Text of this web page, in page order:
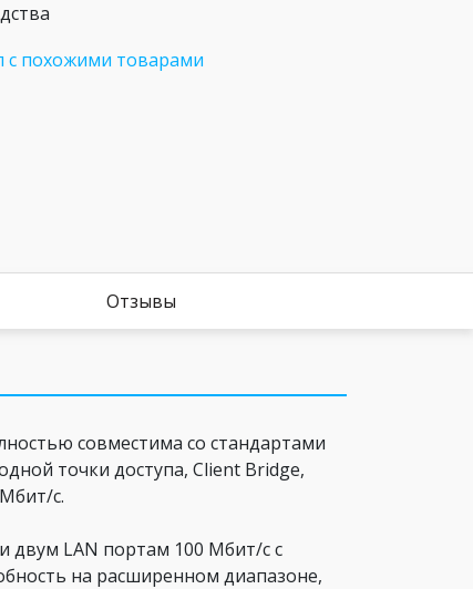
с похожими товарами
Отзывы
совместима со стандартами
точки доступа, Client Bridge,
с.
двум LAN портам 100 Мбит/с с
на расширенном диапазоне,